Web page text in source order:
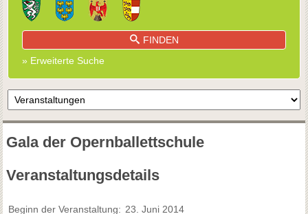
FINDEN
» Erweiterte Suche
Gala der Opernballettschule
Veranstaltungsdetails
Beginn der Veranstaltung: 23. Juni 2014